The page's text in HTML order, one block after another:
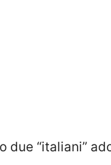
due “italiani”